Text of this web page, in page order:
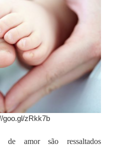
goo.gl/zRkk7b
amor são ressaltados